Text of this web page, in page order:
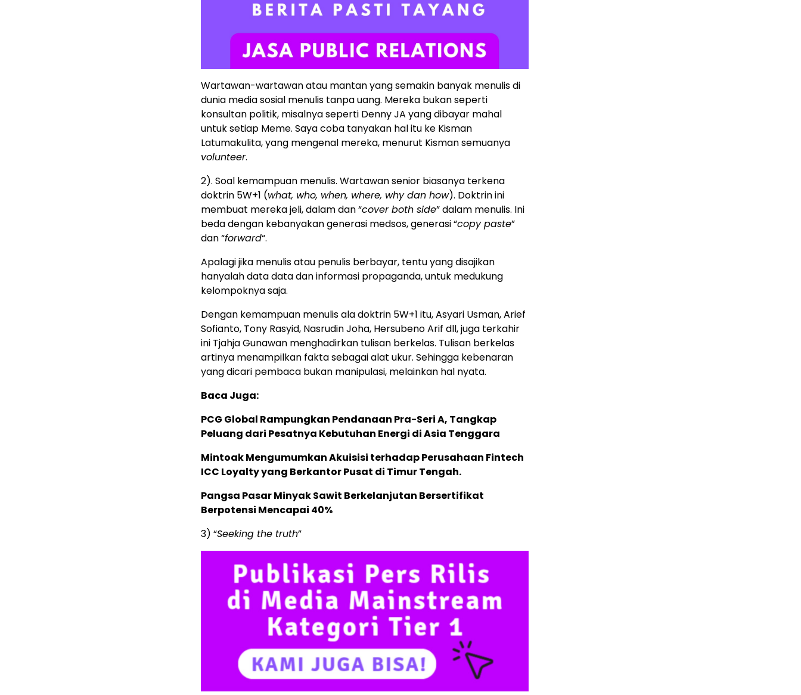
Wartawan-wartawan atau mantan yang semakin banyak menulis di
dunia media sosial menulis tanpa uang. Mereka bukan seperti
konsultan politik, misalnya seperti Denny JA yang dibayar mahal
untuk setiap Meme. Saya coba tanyakan hal itu ke Kisman
Latumakulita, yang mengenal mereka, menurut Kisman semuanya
volunteer.
2). Soal kemampuan menulis. Wartawan senior biasanya terkena
doktrin 5W+1 (what, who, when, where, why dan how). Doktrin ini
membuat mereka jeli, dalam dan “cover both side” dalam menulis. Ini
beda dengan kebanyakan generasi medsos, generasi “copy paste”
dan “forward“.
Apalagi jika menulis atau penulis berbayar, tentu yang disajikan
hanyalah data data dan informasi propaganda, untuk medukung
kelompoknya saja.
Dengan kemampuan menulis ala doktrin 5W+1 itu, Asyari Usman, Arief
Sofianto, Tony Rasyid, Nasrudin Joha, Hersubeno Arif dll, juga terkahir
ini Tjahja Gunawan menghadirkan tulisan berkelas. Tulisan berkelas
artinya menampilkan fakta sebagai alat ukur. Sehingga kebenaran
yang dicari pembaca bukan manipulasi, melainkan hal nyata.
Baca Juga:
PCG Global Rampungkan Pendanaan Pra-Seri A, Tangkap
Peluang dari Pesatnya Kebutuhan Energi di Asia Tenggara
Mintoak Mengumumkan Akuisisi terhadap Perusahaan Fintech
ICC Loyalty yang Berkantor Pusat di Timur Tengah.
Pangsa Pasar Minyak Sawit Berkelanjutan Bersertifikat
Berpotensi Mencapai 40%
3) “Seeking the truth”